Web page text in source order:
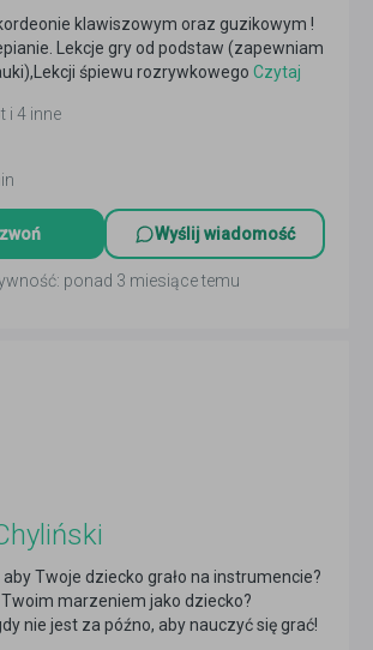
klawiszowym oraz guzikowym !
Lekcje gry od podstaw (zapewniam
śpiewu rozrywkowego Czytaj
i 4 inne
Wyślij wiadomość
ponad 3 miesiące temu
Twoje dziecko grało na instrumencie?
Twoim marzeniem jako dziecko?
nie jest za późno, aby nauczyć się grać!